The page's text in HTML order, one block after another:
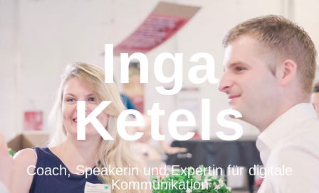
Inga
Ketels
Coach, Speakerin und Expertin für digitale
Kommunikation